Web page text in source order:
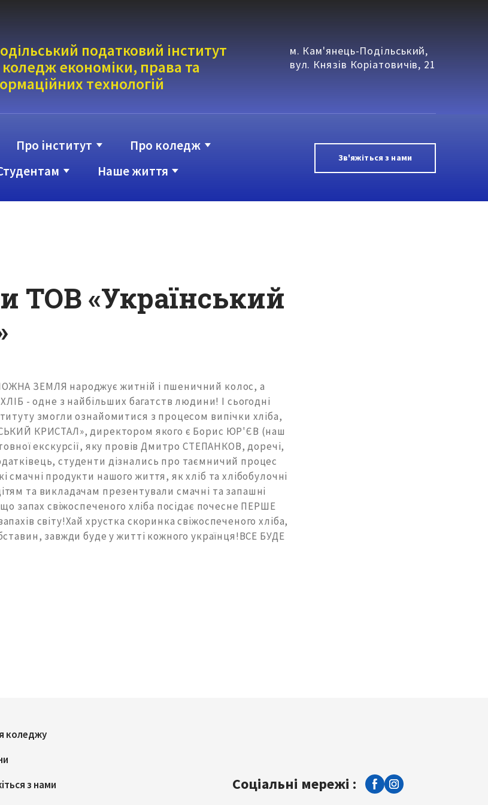
податковий інститут
економіки, права та
йних технологій
м. Кам'янець-Подільський,
вул. Князів Коріатовичів, 21
Про інститут
Про коледж
Наше життя
Зв'яжіться з нами
ТОВ «Український
ЗЕМЛЯ народжує житній і пшеничний колос, а
- одне з найбільших багатств людини! І сьогодні
змогли ознайомитися з процесом випічки хліба,
КРИСТАЛ», директором якого є Борис ЮР'ЄВ (наш
екскурсії, яку провів Дмитро СТЕПАНКОВ, доречі,
студенти дізнались про таємничий процес
смачні продукти нашого життя, як хліб та хлібобулочні
та викладачам презентували смачні та запашні
запах свіжоспеченого хліба посідає почесне ПЕРШЕ
світу!Хай хрустка скоринка свіжоспеченого хліба,
завжди буде у житті кожного українця!ВСЕ БУДЕ
коледжу
з нами
Соціальні мережі :